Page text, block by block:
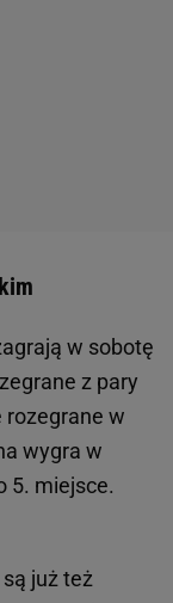
w sobotę
z pary
rozegrane w
wygra w
5. miejsce.
już też